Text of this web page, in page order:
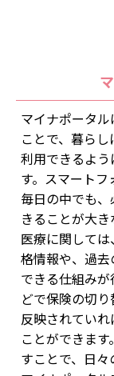
マイナポータ
ことで、暮ら
利用できるよ
す。スマート
毎日の中でも
きることが大き
医療に関して
格情報や、過
できる仕組み
どで保険の切
反映されてい
ことができま
すことで、日々